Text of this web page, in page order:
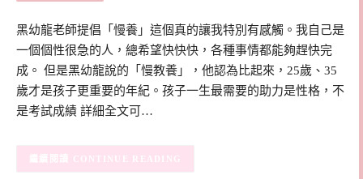
黑幼龍老師提倡「慢養」這個真的讓我特別有感觸。我自己是
一個個性很急的人，總希望快快快，各種事情都能夠趕快完
成。 但是黑幼龍說的「慢教養」，他認為比起來，25歲、35
歲才是孩子更重要的年紀。孩子一生最需要的助力是性格，不
是考試成績 詳細全文可…
CONTINUE READING